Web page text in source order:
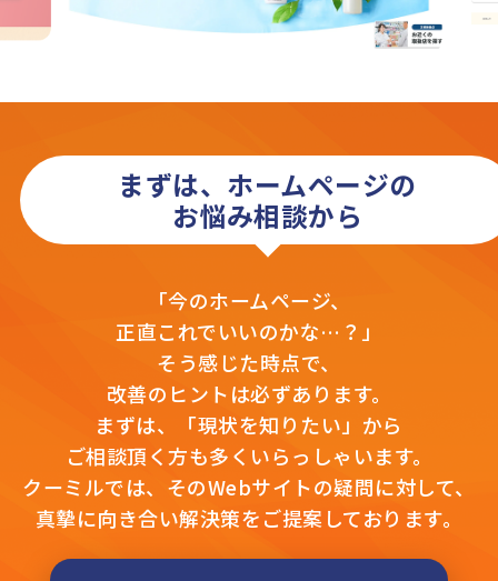
まずは、ホームページの
お悩み相談から
「今のホームページ、
正直これでいいのかな…？」
そう感じた時点で、
改善のヒントは必ずあります。
まずは、「現状を知りたい」から
ご相談頂く方も多くいらっしゃいます。
クーミルでは、そのWebサイトの疑問に対して、
真摯に向き合い解決策をご提案しております。